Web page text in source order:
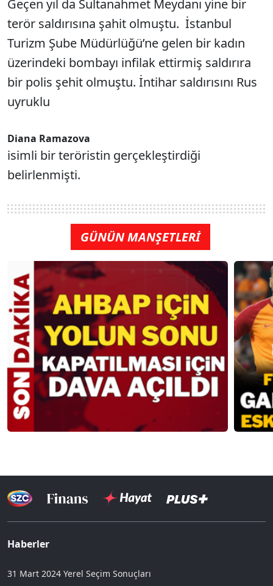
Geçen yıl da Sultanahmet Meydanı yine bir
terör saldırısına şahit olmuştu. İstanbul
Turizm Şube Müdürlüğü’ne gelen bir kadın
üzerindeki bombayı infilak ettirmiş saldırıra
bir polis şehit olmuştu. İntihar saldırısını Rus
uyruklu
Diana Ramazova
isimli bir teröristin gerçekleştirdiği
belirlenmişti.
GÜNÜN MANŞETLERİ
Haberler
31 Mart 2024 Yerel Seçim Sonuçları